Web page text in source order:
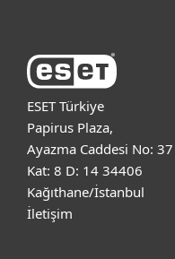
ESET Türkiye
Papirus Plaza,
Ayazma Caddesi No: 37
Kat: 8 D: 14 34406
Kağıthane/İstanbul
İletişim